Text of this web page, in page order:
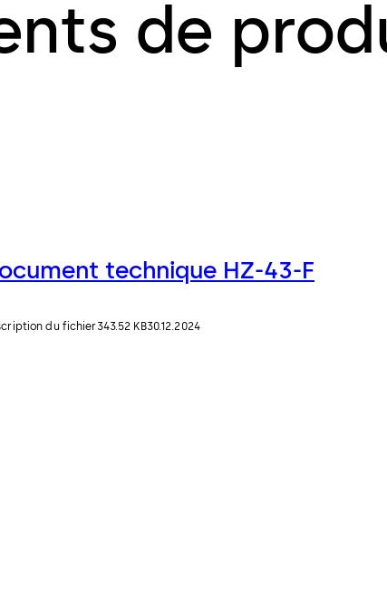
de
technique HZ-43-F
du fichier343.52 KB30.12.2024